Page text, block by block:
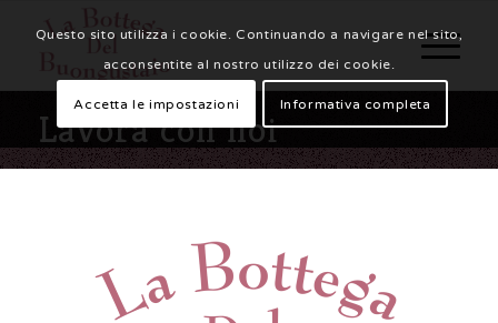
Lavora con noi
Questo sito utilizza i cookie. Continuando a navigare nel sito,
acconsentite al nostro utilizzo dei cookie.
Accetta le impostazioni Informativa completa